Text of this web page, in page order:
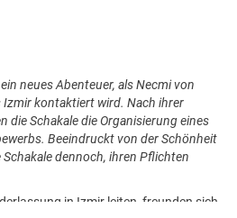
neues Abenteuer, als Necmi von
kontaktiert wird. Nach ihrer
die Schakale die Organisierung eines
Beeindruckt von der Schönheit
dennoch, ihren Pflichten
in Izmir leiten, freunden sich